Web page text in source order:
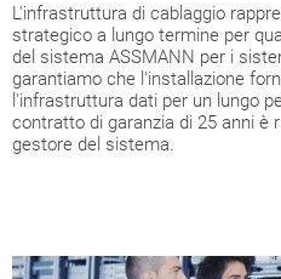
L'infrastruttura di cablaggio
strategico a lungo termine per
del sistema ASSMANN per i
garantiamo che l'installazione
l'infrastruttura dati per un lungo
contratto di garanzia di 25 anni è
gestore del sistema.